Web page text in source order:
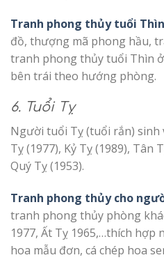
Tranh phong thủy tuổi Thìn
đồ, thượng mã phong hầu,
tranh phong thủy tuổi Thìn
bên trái theo hướng phòng.
6. Tuổi Tỵ
Người tuổi Tỵ (tuổi rắn)
Tỵ (1977), Kỷ Tỵ (1989), Tân
Quý Tỵ (1953).
Tranh phong thủy cho
tranh phong thủy phòng
1977, Ất Tỵ 1965,…thích
hoa mẫu đơn, cá chép hoa